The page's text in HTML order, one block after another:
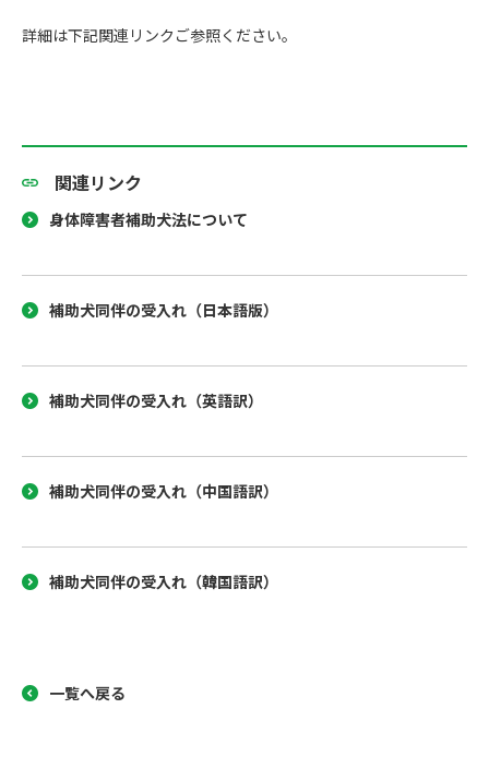
詳細は下記関連リンクご参照ください。
関連リンク
身体障害者補助犬法について
補助犬同伴の受入れ（日本語版）
補助犬同伴の受入れ（英語訳）
補助犬同伴の受入れ（中国語訳）
補助犬同伴の受入れ（韓国語訳）
一覧へ戻る